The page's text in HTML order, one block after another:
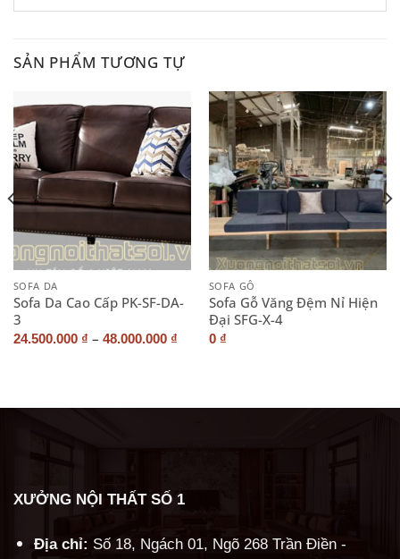
SẢN PHẨM TƯƠNG TỰ
SOFA DA
Sofa Da Cao Cấp PK-SF-DA-
3
24.500.000 ₫ – 48.000.000 ₫
SOFA GỖ
Sofa Gỗ Văng Đệm Nỉ Hiện
Đại SFG-X-4
0 ₫
XƯỞNG NỘI THẤT SỐ 1
Địa chỉ: Số 18, Ngách 01, Ngõ 268 Trần Điền -